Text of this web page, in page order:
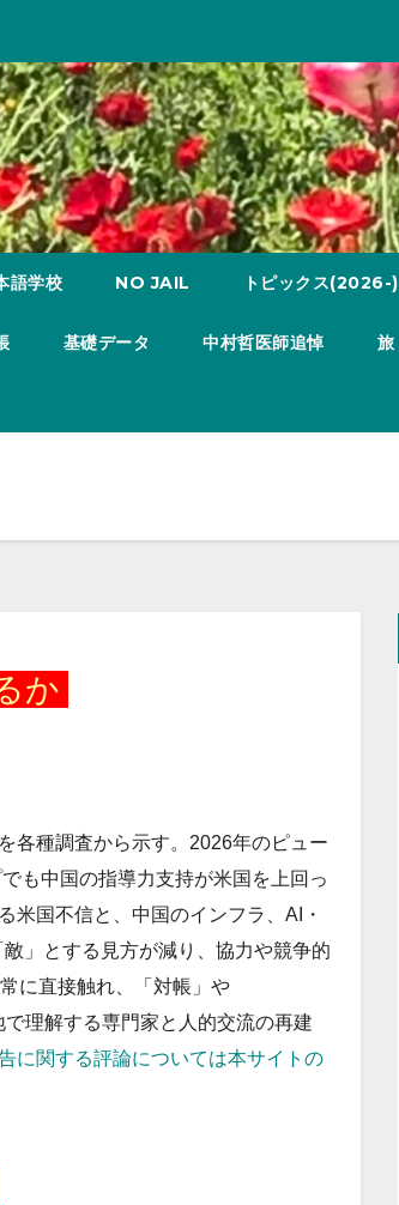
語学校 NO JAIL トピックス(2026-)
基礎データ 中村哲医師追悼 旅
か
各種調査から示す。2026年のピュー
も中国の指導力支持が米国を上回っ
米国不信と、中国のインフラ、AI・
」とする見方が減り、協力や競争的
に直接触れ、「対帳」や
理解する専門家と人的交流の再建
に関する評論については本サイトの